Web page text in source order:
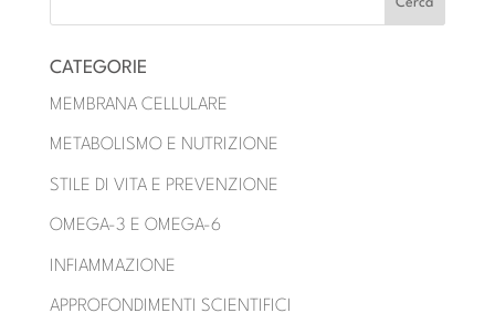
CATEGORIE
MEMBRANA CELLULARE
METABOLISMO E NUTRIZIONE
STILE DI VITA E PREVENZIONE
OMEGA-3 E OMEGA-6
INFIAMMAZIONE
APPROFONDIMENTI SCIENTIFICI